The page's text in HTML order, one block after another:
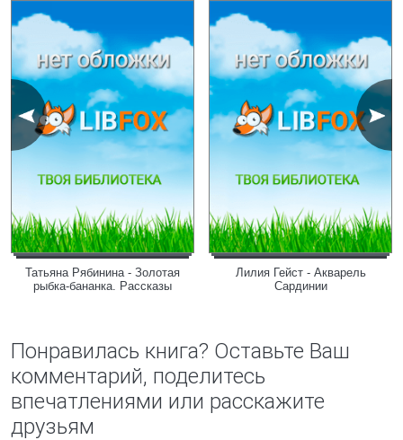
Татьяна Рябинина - Золотая
рыбка-бананка. Рассказы
Лилия Гейст - Акварель
Сардинии
Понравилась книга? Оставьте Ваш
комментарий, поделитесь
впечатлениями или расскажите
друзьям